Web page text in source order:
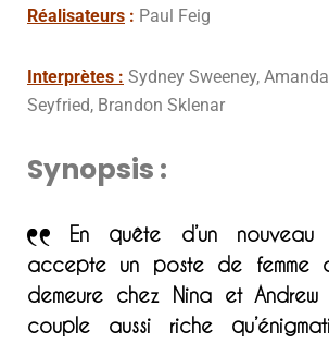
Réalisateurs : Paul Feig
Interprètes : Sydney Sweeney, Amanda
Seyfried, Brandon Sklenar
Synopsis :
En quête d’un nouveau
accepte un poste de femme
demeure chez Nina et Andrew
couple aussi riche